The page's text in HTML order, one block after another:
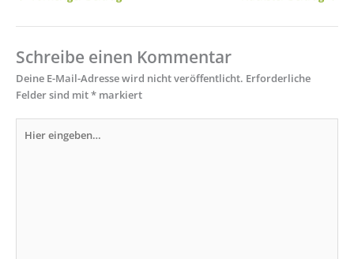
Schreibe einen Kommentar
Deine E-Mail-Adresse wird nicht veröffentlicht. Erforderliche
Felder sind mit* markiert
eingeben…